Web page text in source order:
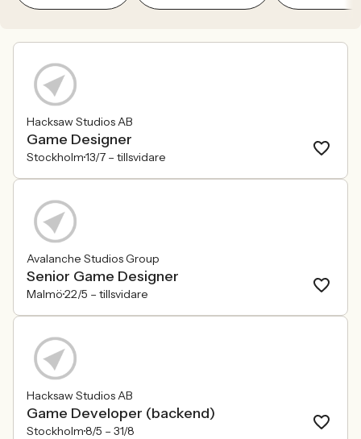
Hacksaw Studios AB
Game Designer
Stockholm13/7 – tillsvidare
Avalanche Studios Group
Senior Game Designer
Malmö22/5 – tillsvidare
Hacksaw Studios AB
Game Developer (backend)
Stockholm8/5 – 31/8